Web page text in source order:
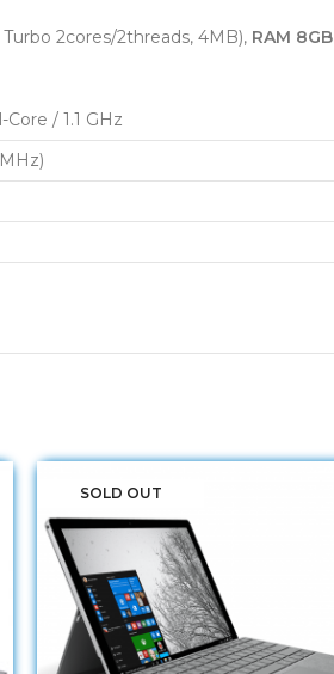
Turbo 2cores/2threads, 4MB), RAM 8GB
/ 1.1 GHz
SOLD OUT